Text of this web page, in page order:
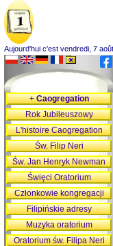
Aujourd'hui c'est vendredi, 7
+Caogregation
Rok Jubileuszowy
L'histoire Caogregation
Św. Filip Neri
Św. Jan Henryk Newman
Święci Oratorium
Członkowie kongregacji
Filipińskie adresy
Muzyka oratorium
Oratorium św. Filipa Neri